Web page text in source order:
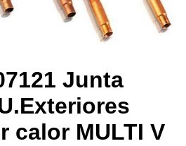
Junta
calor MULTI V